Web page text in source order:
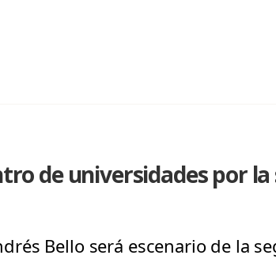
de universidades por
Bello será escenario de la